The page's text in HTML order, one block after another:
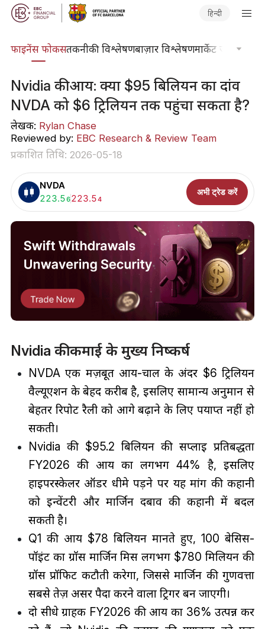
हिन्दी
फाइनेंस फोकसतकनीकी विश्लेषणबाज़ार विश्लेषणमार्केट जर्नलट्रेडिंग
Nvidia की आय: क्या $95 बिलियन का दांव
NVDA को $6 ट्रिलियन तक पहुंचा सकता है?
लेखक: Rylan Chase
Reviewed by: EBC Research & Review Team
प्रकाशित तिथि: 2026-05-18
NVDA
खरीदें:
223.56बेचें:
223.54
अभी ट्रेड करें
Nvidia की कमाई के मुख्य निष्कर्ष
NVDA एक मज़बूत आय-चाल के अंदर $6 ट्रिलियन
वैल्यूएशन के बेहद करीब है, इसलिए सामान्य अनुमान से
बेहतर रिपोर्ट रैली को आगे बढ़ाने के लिए पर्याप्त नहीं हो
सकती।
Nvidia की $95.2 बिलियन की सप्लाई प्रतिबद्धता
FY2026 की आय का लगभग 44% है, इसलिए
हाइपरस्केलर ऑर्डर धीमे पड़ने पर यह मांग की कहानी
को इन्वेंटरी और मार्जिन दबाव की कहानी में बदल
सकती है।
Q1 की आय $78 बिलियन मानते हुए, 100 बेसिस-
पॉइंट का ग्रॉस मार्जिन मिस लगभग $780 मिलियन की
ग्रॉस प्रॉफिट कटौती करेगा, जिससे मार्जिन की गुणवत्ता
सबसे तेज़ असर पैदा करने वाला ट्रिगर बन जाएगी।
दो सीधे ग्राहक FY2026 की आय का 36% उत्पन्न कर